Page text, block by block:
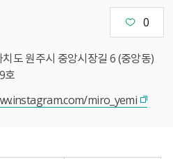
0
도 원주시 중앙시장길 6 (중앙동)
호
miro_yemi